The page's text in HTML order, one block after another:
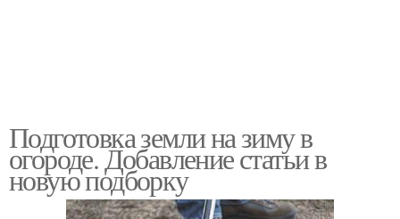
Подготовка земли на зиму в
огороде. Добавление статьи в
новую подборку